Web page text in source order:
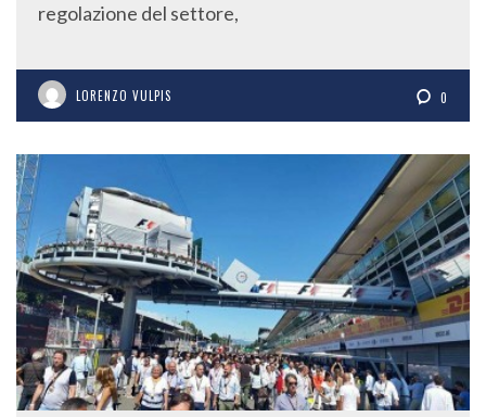
regolazione del settore,
LORENZO VULPIS 0